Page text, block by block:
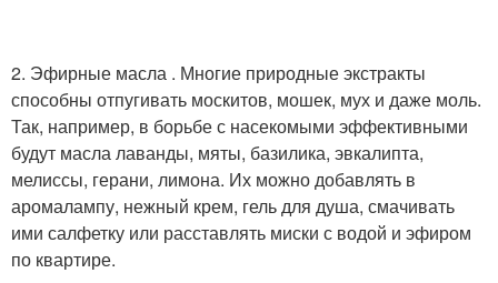
2. Эфирные масла . Многие природные экстракты
способны отпугивать москитов, мошек, мух и даже моль.
Так, например, в борьбе с насекомыми эффективными
будут масла лаванды, мяты, базилика, эвкалипта,
мелиссы, герани, лимона. Их можно добавлять в
аромалампу, нежный крем, гель для душа, смачивать
ими салфетку или расставлять миски с водой и эфиром
по квартире.